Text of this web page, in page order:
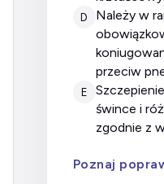
D
należy w ramach szczepień
przeciw
E
szczepienie przeciw odrze,
śwince i
zgodnie z
Poznaj